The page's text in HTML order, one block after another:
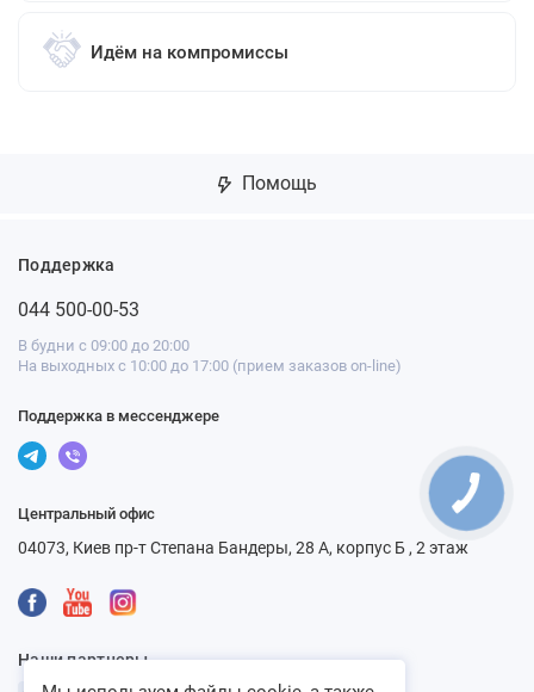
Идём на компромиссы
Помощь
Поддержка
044 500-00-53
В будни с 09:00 до 20:00
На выходных с 10:00 до 17:00 (прием заказов on-line)
Поддержка в мессенджере
Центральный офис
04073, Киев пр-т Степана Бандеры, 28 А, корпус Б , 2 этаж
Наши партнеры